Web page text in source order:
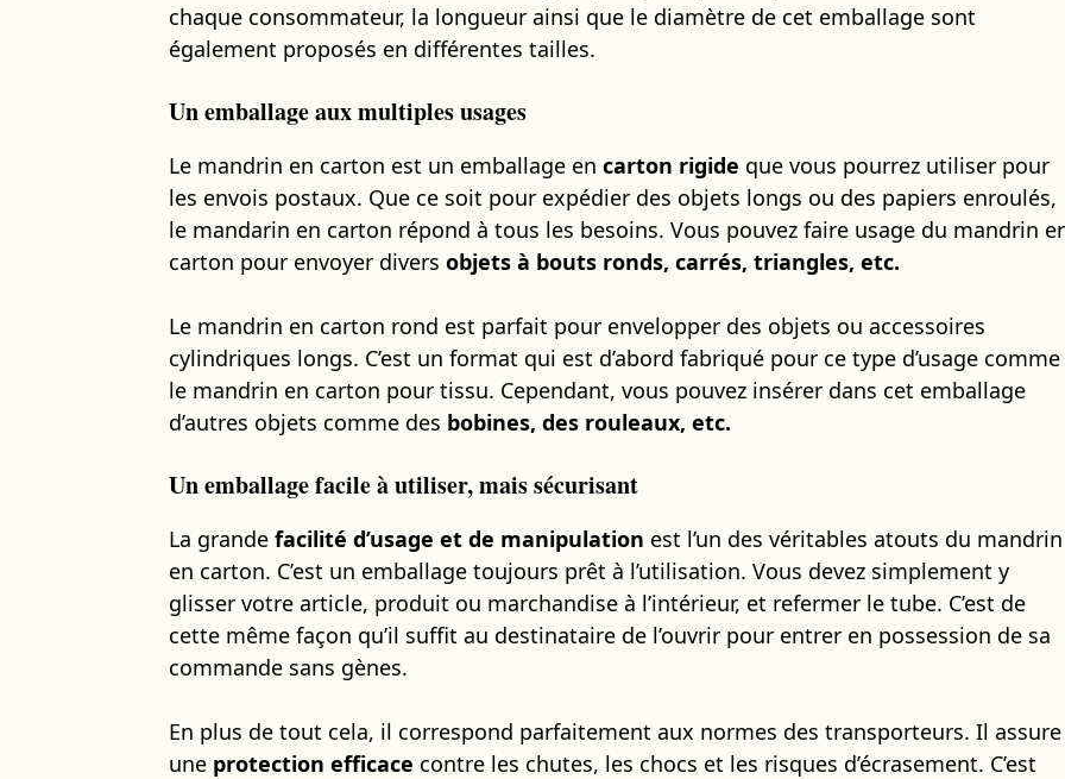
chaque consommateur, la longueur ainsi que le diamètre de cet emballage sont
également proposés en différentes tailles.
Un emballage aux multiples usages
Le mandrin en carton est un emballage en carton rigide que vous pourrez utiliser pour
les envois postaux. Que ce soit pour expédier des objets longs ou des papiers enroulés,
le mandarin en carton répond à tous les besoins. Vous pouvez faire usage du mandrin
carton pour envoyer divers objets à bouts ronds, carrés, triangles, etc.
Le mandrin en carton rond est parfait pour envelopper des objets ou accessoires
cylindriques longs. C’est un format qui est d’abord fabriqué pour ce type d’usage comme
le mandrin en carton pour tissu. Cependant, vous pouvez insérer dans cet emballage
d’autres objets comme des bobines, des rouleaux, etc.
Un emballage facile à utiliser, mais sécurisant
La grande facilité d’usage et de manipulation est l’un des véritables atouts du mandrin
en carton. C’est un emballage toujours prêt à l’utilisation. Vous devez simplement y
glisser votre article, produit ou marchandise à l’intérieur, et refermer le tube. C’est de
cette même façon qu’il suffit au destinataire de l’ouvrir pour entrer en possession de sa
commande sans gènes.
En plus de tout cela, il correspond parfaitement aux normes des transporteurs. Il assure
une protection efficace contre les chutes, les chocs et les risques d’écrasement. C’est